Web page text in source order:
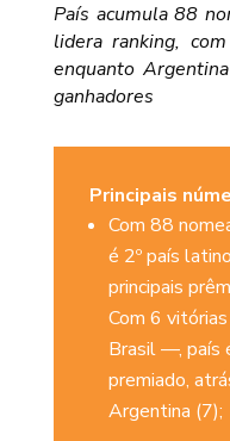
País acumula 88
lidera ranking,
enquanto
ganhadores
Principais
Com 88
é 2º país
principais
Com 6
Brasil —, país
premiado,
Argentina (7);